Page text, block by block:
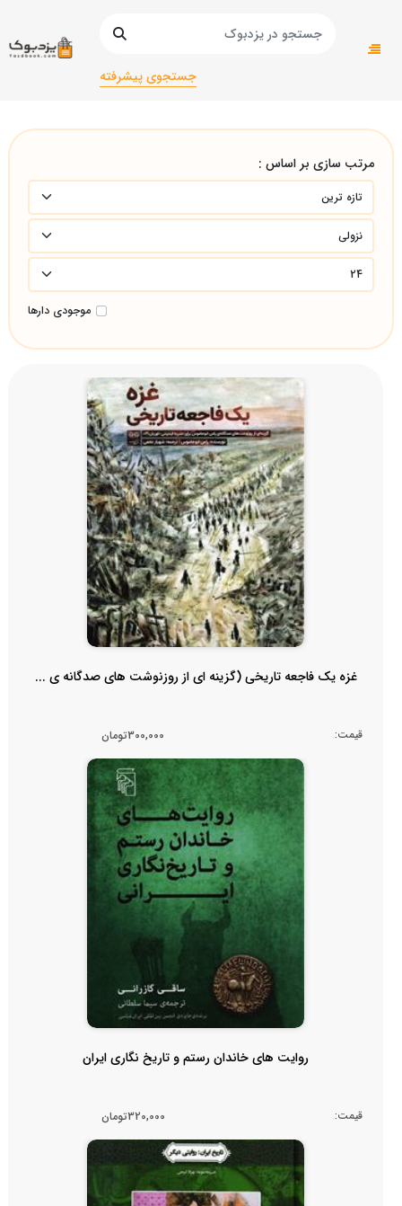
جستجوی پیشرفته
صفحه اصلی
تاریخ/ایران و اسلامتاریخ/ایران و اسلام
مرتب سازی بر اساس :
موجودی دارها
غزه یک فاجعه تاریخی (گزینه ای از روزنوشت های صدگانه ی ...
قیمت: 300,000تومان
روایت های خاندان رستم و تاریخ نگاری ایران
قیمت: 320,000تومان